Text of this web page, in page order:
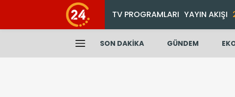
TV PROGRAMLARI YAYIN AKIŞI
SON DAKİKA GÜNDEM